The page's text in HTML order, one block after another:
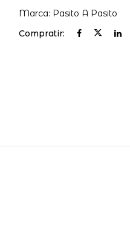
Marca: Pasito A Pasito
Compratir: